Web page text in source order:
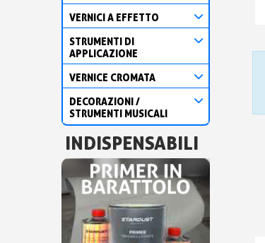
VERNICI A EFFETTO
STRUMENTI DI
APPLICAZIONE
VERNICE CROMATA
DECORAZIONI /
STRUMENTI MUSICALI
INDISPENSABILI